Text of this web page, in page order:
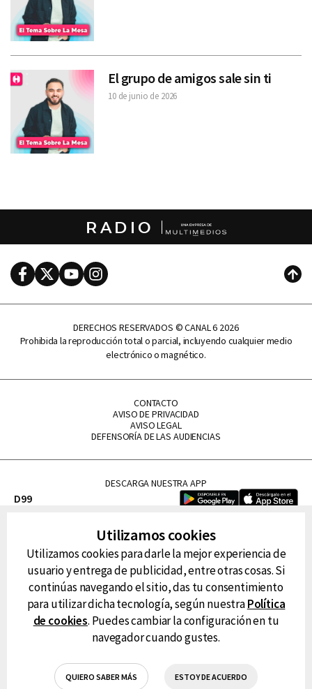
El grupo de amigos sale sin ti
10 de junio de 2026
RADIO
FacebookTwitterYoutubeInstagram
DERECHOS RESERVADOS © CANAL 6 2026
Prohibida la reproducción total o parcial, incluyendo cualquier medio
electrónico o magnético.
CONTACTO
AVISO DE PRIVACIDAD
AVISO LEGAL
DEFENSORÍA DE LAS AUDIENCIAS
DESCARGA NUESTRA APP
D99
FM Tu
RG Deportiva
Classic FM
Utilizamos cookies
Utilizamos cookies para darle la mejor experiencia de
usuario y entrega de publicidad, entre otras cosas. Si
continúas navegando el sitio, das tu consentimiento
para utilizar dicha tecnología, según nuestraPolítica
de cookies. Puedes cambiar la configuración en tu
navegador cuando gustes.
QUIERO SABER MÁS ESTOY DE ACUERDO